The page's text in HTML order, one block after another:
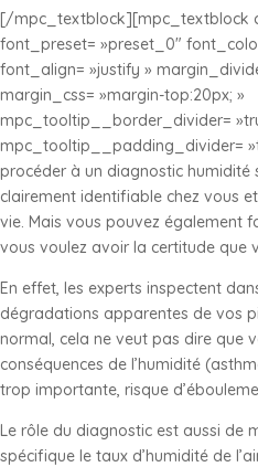
[/mpc_textblock][mpc_textblock
font_preset= »preset_0″
font_align= »justify »
margin_css= »margin-top:20px; »
mpc_tooltip__border_divider=
mpc_tooltip__padding_divider=
procéder à un diagnostic humidité
clairement identifiable chez vous
vie. Mais vous pouvez également
vous voulez avoir la certitude que
En effet, les experts inspectent
dégradations apparentes de vos
normal, cela ne veut pas dire que
conséquences de l’humidité
trop importante, risque
Le rôle du diagnostic est aussi de
spécifique le taux d’humidité de